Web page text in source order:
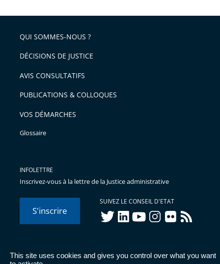
This site uses cookies and gives you control over what you want
QUI SOMMES-NOUS ?
DÉCISIONS DE JUSTICE
AVIS CONSULTATIFS
PUBLICATIONS & COLLOQUES
VOS DÉMARCHES
Glossaire
INFOLETTRE
Inscrivez-vous à la lettre de la Justice administrative
S'inscrire
SUIVEZ LE CONSEIL D'ETAT
twitterlinkedInyoutubeinstagram
flickr rss
© Conseil d'État 2026 - Mentions légales Données